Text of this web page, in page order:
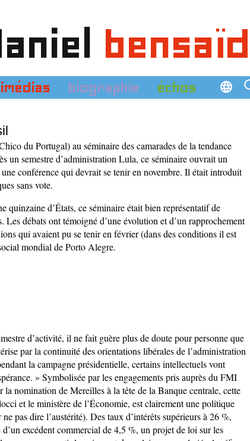
bensaïd
biographie échos
du Portugal) au séminaire des camarades de la tendance
un semestre d’administration Lula, ce séminaire ouvrait un
conférence qui devrait se tenir en novembre. Il était introduit
sans vote.
quinzaine d’États, ce séminaire était bien représentatif de
Les débats ont témoigné d’une évolution et d’un rapprochement
qui avaient pu se tenir en février (dans des conditions il est
mondial de Porto Alegre.
d’activité, il ne fait guère plus de doute pour personne que
par la continuité des orientations libérales de l’administration
la campagne présidentielle, certains intellectuels vont
» Symbolisée par les engagements pris auprès du FMI
nomination de Mereilles à la tête de la Banque centrale, cette
et le ministère de l’Économie, est clairement une politique
pas dire l’austérité). Des taux d’intérêts supérieurs à 26 %,
excédent commercial de 4,5 %, un projet de loi sur les